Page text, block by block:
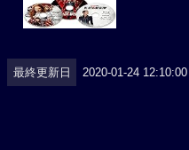
最終更新日 2020-01-24 12:10:00